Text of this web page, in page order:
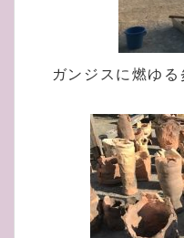
ガンジスに燃ゆ